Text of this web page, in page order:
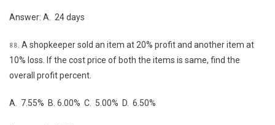
Answer: A. 24 days
৪৪. A shopkeeper sold an item at 20% profit and another item at
10% loss. If the cost price of both the items is same, find the
overall profit percent.
A. 7.55% B. 6.00% C. 5.00% D. 6.50%